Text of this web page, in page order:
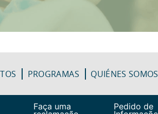
PROGRAMAS QUIÉNES SOMOS